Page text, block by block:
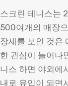
스크린 테니스는
500여개의 매장
장세를 보인 것은
한 관심이 늘어나
니스 하면 야외에
내로 유입이 되면